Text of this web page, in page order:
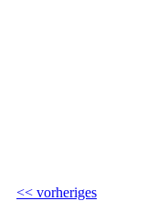
<< vorheriges